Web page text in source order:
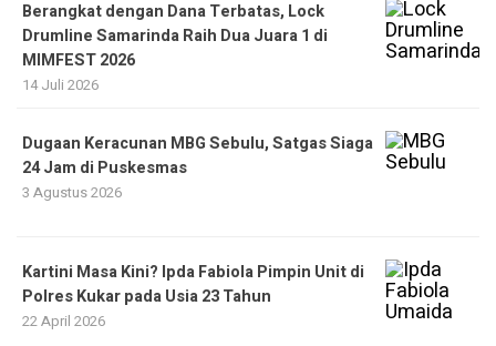
Berangkat dengan Dana Terbatas, Lock
Drumline Samarinda Raih Dua Juara 1 di
MIMFEST 2026
14 Juli 2026
Dugaan Keracunan MBG Sebulu, Satgas Siaga
24 Jam di Puskesmas
3 Agustus 2026
Kartini Masa Kini? Ipda Fabiola Pimpin Unit di
Polres Kukar pada Usia 23 Tahun
22 April 2026